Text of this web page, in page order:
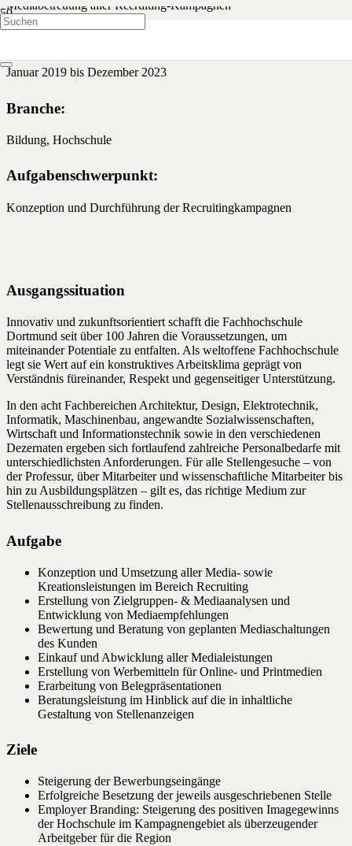
Mediabetreuung aller Recruiting-Kampagnen
Januar 2019 bis Dezember 2023
Branche:
Bildung, Hochschule
Aufgabenschwerpunkt:
Konzeption und Durchführung der Recruitingkampagnen
Ausgangssituation
Innovativ und zukunftsorientiert schafft die Fachhochschule
Dortmund seit über 100 Jahren die Voraussetzungen, um
miteinander Potentiale zu entfalten. Als weltoffene Fachhochschule
legt sie Wert auf ein konstruktives Arbeitsklima geprägt von
Verständnis füreinander, Respekt und gegenseitiger Unterstützung.
In den acht Fachbereichen Architektur, Design, Elektrotechnik,
Informatik, Maschinenbau, angewandte Sozialwissenschaften,
Wirtschaft und Informationstechnik sowie in den verschiedenen
Dezernaten ergeben sich fortlaufend zahlreiche Personalbedarfe mit
unterschiedlichsten Anforderungen. Für alle Stellengesuche – von
der Professur, über Mitarbeiter und wissenschaftliche Mitarbeiter bis
hin zu Ausbildungsplätzen – gilt es, das richtige Medium zur
Stellenausschreibung zu finden.
Aufgabe
Konzeption und Umsetzung aller Media- sowie
Kreationsleistungen im Bereich Recruiting
Erstellung von Zielgruppen- & Mediaanalysen und
Entwicklung von Mediaempfehlungen
Bewertung und Beratung von geplanten Mediaschaltungen
des Kunden
Einkauf und Abwicklung aller Medialeistungen
Erstellung von Werbemitteln für Online- und Printmedien
Erarbeitung von Belegpräsentationen
Beratungsleistung im Hinblick auf die in inhaltliche
Gestaltung von Stellenanzeigen
Ziele
Steigerung der Bewerbungseingänge
Erfolgreiche Besetzung der jeweils ausgeschriebenen Stelle
Employer Branding: Steigerung des positiven Imagegewinns
der Hochschule im Kampagnengebiet als überzeugender
Arbeitgeber für die Region